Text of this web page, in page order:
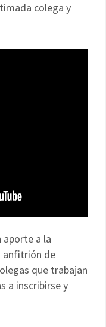
colega y
aporte a la
anfitrión de
que trabajan
a inscribirse y